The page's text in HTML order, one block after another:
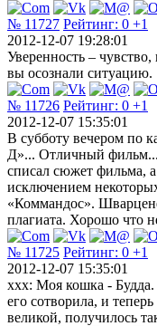
№ 11727 Рейтинг: 0 +1
2012-12-07 19:28:01
Уверенность – чувство,
вы осознали ситуацию.
№ 11726 Рейтинг: 0 +1
2012-12-07 15:35:01
В субботу вечером по
Д»... Отличный
списал сюжет фильма,
исключением
«Коммандос».
плагиата. Хорошо что
№ 11725 Рейтинг: 0 +1
2012-12-07 15:35:01
ххх: Моя кошка - Будда.
его сотворила, и
великой, получилось